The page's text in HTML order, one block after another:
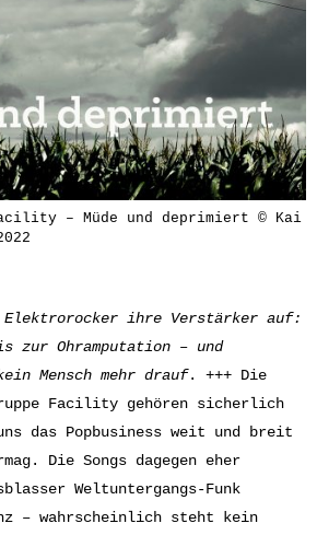
– Müde und deprimiert © Kai
Elektrorocker ihre Verstärker auf:
zur Ohramputation – und
Mensch mehr drauf. +++ Die
Facility gehören sicherlich
das Popbusiness weit und breit
Die Songs dagegen eher
Weltuntergangs-Funk
– wahrscheinlich steht kein